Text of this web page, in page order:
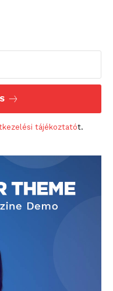
tájékoztatót.